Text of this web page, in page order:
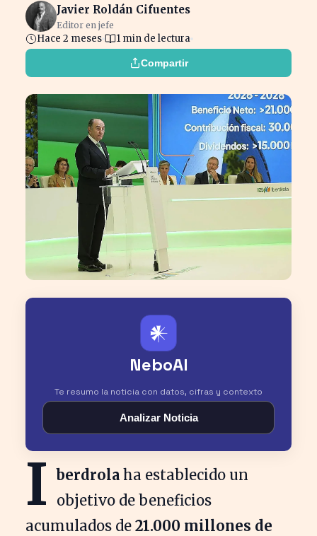
Javier Roldán Cifuentes
Editor en jefe
Hace 2 meses 1 min de lectura
Compartir
𒀭
NeboAI
Te resumo la noticia con datos, cifras y contexto
Analizar Noticia
I berdrola ha establecido un
objetivo de beneficios
acumulados de 21.000 millones de